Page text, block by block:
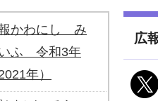
広
かわにし み
ふ 令和3年
年）